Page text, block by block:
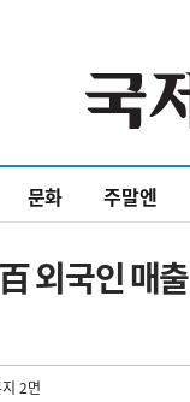
문화 주말엔
외국인 매
2면